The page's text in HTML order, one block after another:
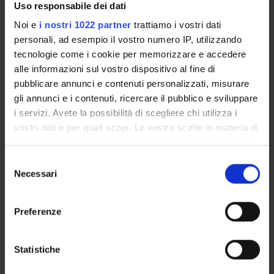
Uso responsabile dei dati
Noi e i nostri 1022 partner trattiamo i vostri dati
personali, ad esempio il vostro numero IP, utilizzando
tecnologie come i cookie per memorizzare e accedere
alle informazioni sul vostro dispositivo al fine di
pubblicare annunci e contenuti personalizzati, misurare
gli annunci e i contenuti, ricercare il pubblico e sviluppare
i servizi. Avete la possibilità di scegliere chi utilizza i
vostri dati e per quali scopi. Le vostre scelte in materia di
modificare o revocare il proprio consenso in qualsiasi
momento dalla Dichiarazione sui cookie o facendo clic
raccogliere informazioni sulla tua posizione
geografica, con un'approssimazione di qualche
delNecessari
Preferenze
Statistiche
ATTIVITÀ
AREE DI RICERCA
GRUPPI DI RICERCA
DOTTORATI DI RICERCA
CENTRI